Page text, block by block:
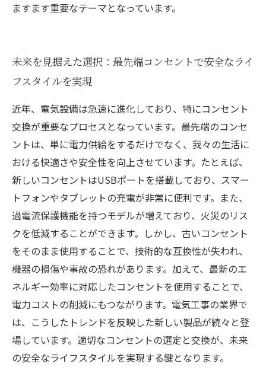
ますます重要なテーマとなっています。
未来を見据えた選択：最先端コンセントで安全なライ
フスタイルを実現
近年、電気設備は急速に進化しており、特にコンセント
交換が重要なプロセスとなっています。最先端のコンセ
ントは、単に電力供給をするだけでなく、我々の生活に
おける快適さや安全性を向上させています。たとえば、
新しいコンセントはUSBポートを搭載しており、スマー
トフォンやタブレットの充電が非常に便利です。また、
過電流保護機能を持つモデルが増えており、火災のリス
クを低減することができます。しかし、古いコンセント
をそのまま使用することで、技術的な互換性が失われ、
機器の損傷や事故の恐れがあります。加えて、最新のエ
ネルギー効率に対応したコンセントを使用することで、
電力コストの削減にもつながります。電気工事の業界で
は、こうしたトレンドを反映した新しい製品が続々と登
場しています。適切なコンセントの選定と交換が、未来
の安全なライフスタイルを実現する鍵となります。